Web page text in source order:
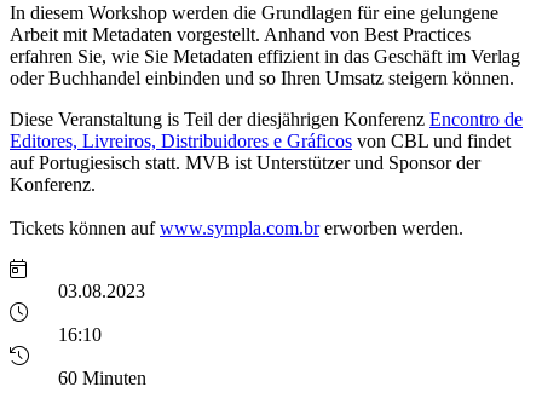
In diesem Workshop werden die Grundlagen für eine gelungene
Arbeit mit Metadaten vorgestellt. Anhand von Best Practices
erfahren Sie, wie Sie Metadaten effizient in das Geschäft im Verlag
oder Buchhandel einbinden und so Ihren Umsatz steigern können.
Diese Veranstaltung is Teil der diesjährigen Konferenz Encontro de
Editores, Livreiros, Distribuidores e Gráficos von CBL und findet
auf Portugiesisch statt. MVB ist Unterstützer und Sponsor der
Konferenz.
Tickets können aufwww.sympla.com.brerworben werden.
03.08.2023
16:10
60 Minuten